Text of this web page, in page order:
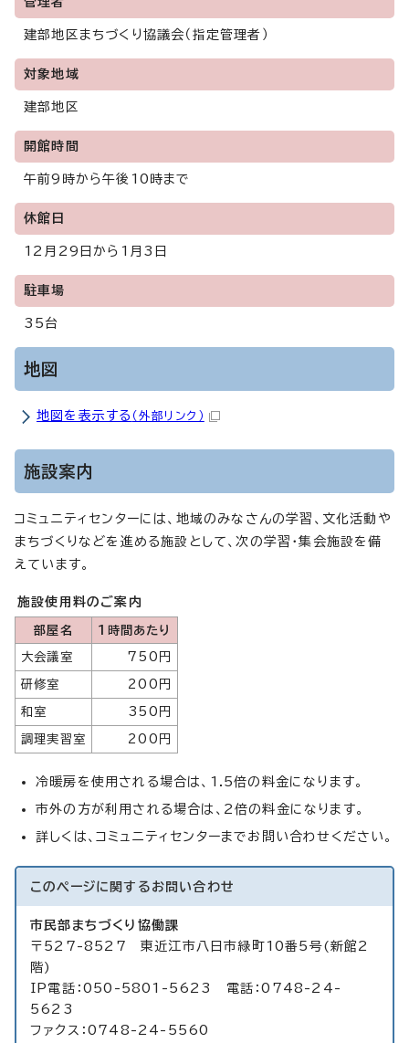
建部地区まちづくり協議会（指定管理者）
対象地域
建部地区
開館時間
午前9時から午後10時まで
休館日
12月29日から1月3日
駐車場
35台
地図
地図を表示する （外部リンク）
施設案内
コミュニティセンターには、地域のみなさんの学習、文化活動や
まちづくりなどを進める施設として、次の学習・集会施設を備
えています。
施設使用料のご案内
部屋名 1時間あたり
大会議室 750円
研修室 200円
和室 350円
調理実習室 200円
冷暖房を使用される場合は、1.5倍の料金になります。
市外の方が利用される場合は、2倍の料金になります。
詳しくは、コミュニティセンターまでお問い合わせください。
このページに関する お問い合わせ
市民部まちづくり協働課
〒527-8527 東近江市八日市緑町10番5号(新館2
階)
IP電話：050-5801-5623 電話：0748-24-
5623
ファクス：0748-24-5560